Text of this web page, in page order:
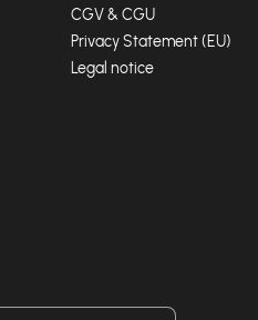
CGV & CGU
Privacy Statement (EU)
Legal notice